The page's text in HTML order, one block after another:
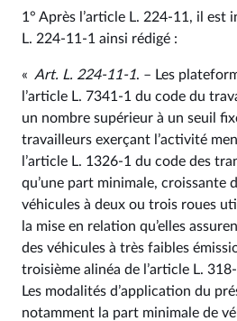
1° Après l’article L. 224‑11, il est
L. 224‑11‑1 ainsi rédigé :
« Art. L. 224‑11‑1. – Les
l’article L. 7341‑1 du code du
un nombre supérieur à un seuil
travailleurs exerçant l’activité
l’article L. 1326‑1 du code des
qu’une part minimale, croissante
véhicules à deux ou trois roues
la mise en relation qu’elles
des véhicules à très faibles
troisième alinéa de l’article L.
Les modalités d’application du
notamment la part minimale de